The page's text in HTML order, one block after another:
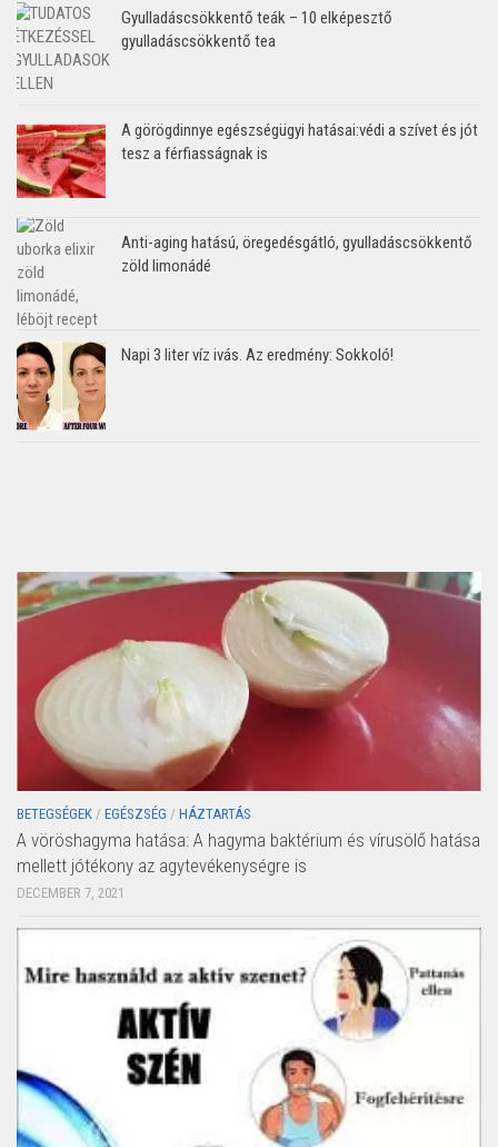
Gyulladáscsökkentő teák – 10 elképesztő
gyulladáscsökkentő tea
A görögdinnye egészségügyi hatásai:védi a szívet és jót
tesz a férfiasságnak is
Anti-aging hatású, öregedésgátló, gyulladáscsökkentő
zöld limonádé
Napi 3 liter víz ivás. Az eredmény: Sokkoló!
BETEGSÉGEK / EGÉSZSÉG / HÁZTARTÁS
A vöröshagyma hatása: A hagyma baktérium és vírusölő hatása
mellett jótékony az agytevékenységre is
DECEMBER 7, 2021